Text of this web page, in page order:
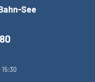
See
15:30